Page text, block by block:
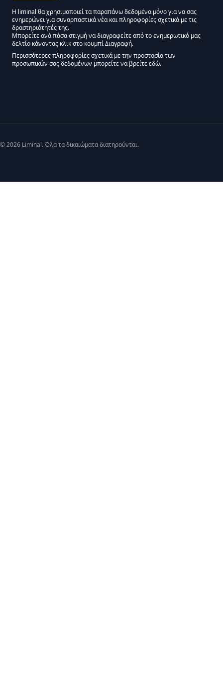
Εγκρίσεις Μάρκετινγκ
Η liminal θα χρησιμοποιεί τα παραπάνω δεδομένα μόνο για να σας
ενημερώνει για συναρπαστικά νέα και πληροφορίες σχετικά με τις
δραστηριότητές της.
Μείνετε συντονισμένοι - Ενημερωτικό δελτίο
Μπορείτε ανά πάσα στιγμή να διαγραφείτε από το ενημερωτικό μας
δελτίο κάνοντας κλικ στο κουμπί Διαγραφή.
Περισσότερες πληροφορίες σχετικά με την προστασία των
προσωπικών σας δεδομένων μπορείτε να βρείτε εδώ.
© 2026 Liminal. Όλα τα δικαιώματα διατηρούνται.